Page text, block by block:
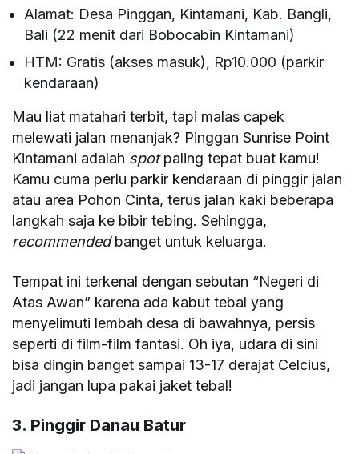
Alamat: Desa Pinggan, Kintamani, Kab. Bangli,
Bali (22 menit dari Bobocabin Kintamani)
HTM: Gratis (akses masuk), Rp10.000 (parkir
kendaraan)
Mau liat matahari terbit, tapi malas capek
melewati jalan menanjak? Pinggan Sunrise Point
Kintamani adalah spotpaling tepat buat kamu!
Kamu cuma perlu parkir kendaraan di pinggir jalan
atau area Pohon Cinta, terus jalan kaki beberapa
langkah saja ke bibir tebing. Sehingga,
recommendedbanget untuk keluarga.
Tempat ini terkenal dengan sebutan “Negeri di
Atas Awan” karena ada kabut tebal yang
menyelimuti lembah desa di bawahnya, persis
seperti di film-film fantasi. Oh iya, udara di sini
bisa dingin banget sampai 13-17 derajat Celcius,
jadi jangan lupa pakai jaket tebal!
3. Pinggir Danau Batur